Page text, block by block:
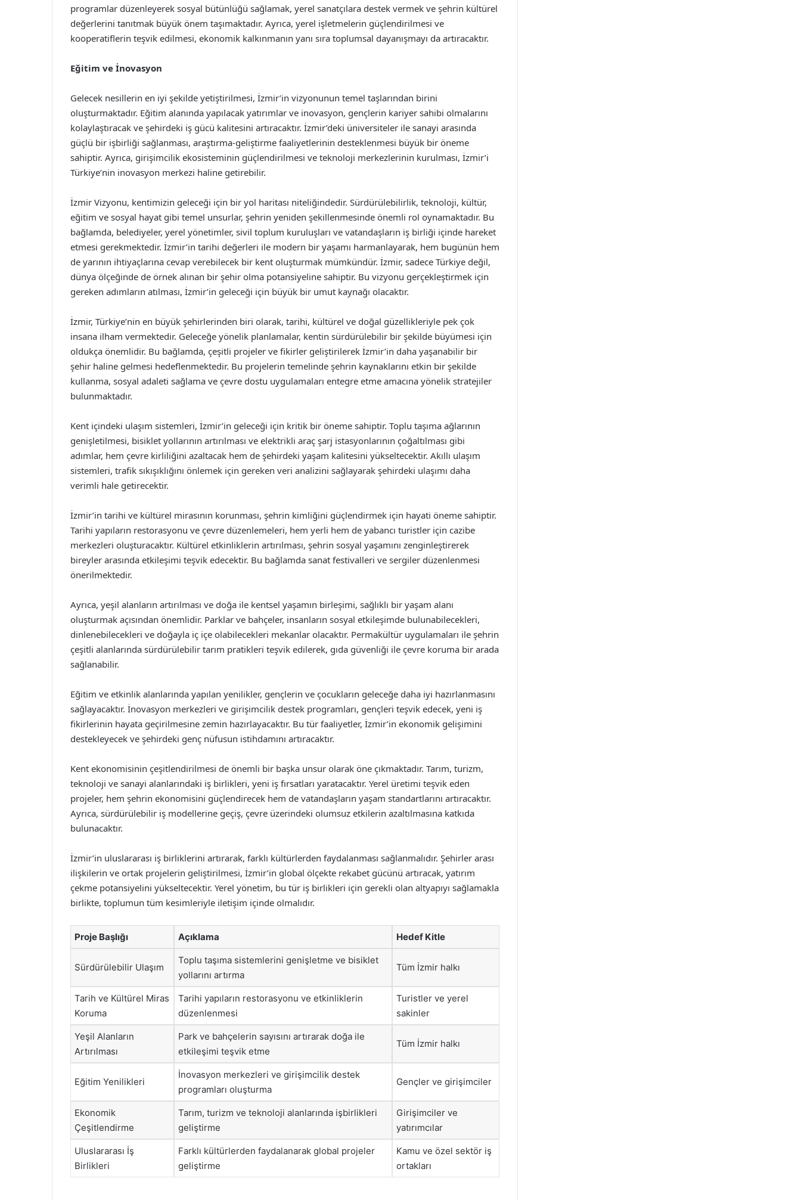
programlar düzenleyerek sosyal bütünlüğü sağlamak, yerel sanatçılara destek vermek ve şehrin kültürel
değerlerini tanıtmak büyük önem taşımaktadır. Ayrıca, yerel işletmelerin güçlendirilmesi ve
kooperatiflerin teşvik edilmesi, ekonomik kalkınmanın yanı sıra toplumsal dayanışmayı da artıracaktır.
Eğitim ve İnovasyon
Gelecek nesillerin en iyi şekilde yetiştirilmesi, İzmir’in vizyonunun temel taşlarından birini
oluşturmaktadır. Eğitim alanında yapılacak yatırımlar ve inovasyon, gençlerin kariyer sahibi olmalarını
kolaylaştıracak ve şehirdeki iş gücü kalitesini artıracaktır. İzmir’deki üniversiteler ile sanayi arasında
güçlü bir işbirliği sağlanması, araştırma-geliştirme faaliyetlerinin desteklenmesi büyük bir öneme
sahiptir. Ayrıca, girişimcilik ekosisteminin güçlendirilmesi ve teknoloji merkezlerinin kurulması, İzmir’i
Türkiye’nin inovasyon merkezi haline getirebilir.
İzmir Vizyonu, kentimizin geleceği için bir yol haritası niteliğindedir. Sürdürülebilirlik, teknoloji, kültür,
eğitim ve sosyal hayat gibi temel unsurlar, şehrin yeniden şekillenmesinde önemli rol oynamaktadır. Bu
bağlamda, belediyeler, yerel yönetimler, sivil toplum kuruluşları ve vatandaşların iş birliği içinde hareket
etmesi gerekmektedir. İzmir’in tarihi değerleri ile modern bir yaşamı harmanlayarak, hem bugünün hem
de yarının ihtiyaçlarına cevap verebilecek bir kent oluşturmak mümkündür. İzmir, sadece Türkiye değil,
dünya ölçeğinde de örnek alınan bir şehir olma potansiyeline sahiptir. Bu vizyonu gerçekleştirmek için
gereken adımların atılması, İzmir’in geleceği için büyük bir umut kaynağı olacaktır.
İzmir, Türkiye’nin en büyük şehirlerinden biri olarak, tarihi, kültürel ve doğal güzellikleriyle pek çok
insana ilham vermektedir. Geleceğe yönelik planlamalar, kentin sürdürülebilir bir şekilde büyümesi için
oldukça önemlidir. Bu bağlamda, çeşitli projeler ve fikirler geliştirilerek İzmir’in daha yaşanabilir bir
şehir haline gelmesi hedeflenmektedir. Bu projelerin temelinde şehrin kaynaklarını etkin bir şekilde
kullanma, sosyal adaleti sağlama ve çevre dostu uygulamaları entegre etme amacına yönelik stratejiler
bulunmaktadır.
Kent içindeki ulaşım sistemleri, İzmir’in geleceği için kritik bir öneme sahiptir. Toplu taşıma ağlarının
genişletilmesi, bisiklet yollarının artırılması ve elektrikli araç şarj istasyonlarının çoğaltılması gibi
adımlar, hem çevre kirliliğini azaltacak hem de şehirdeki yaşam kalitesini yükseltecektir. Akıllı ulaşım
sistemleri, trafik sıkışıklığını önlemek için gereken veri analizini sağlayarak şehirdeki ulaşımı daha
verimli hale getirecektir.
İzmir’in tarihi ve kültürel mirasının korunması, şehrin kimliğini güçlendirmek için hayati öneme sahiptir.
Tarihi yapıların restorasyonu ve çevre düzenlemeleri, hem yerli hem de yabancı turistler için cazibe
merkezleri oluşturacaktır. Kültürel etkinliklerin artırılması, şehrin sosyal yaşamını zenginleştirerek
bireyler arasında etkileşimi teşvik edecektir. Bu bağlamda sanat festivalleri ve sergiler düzenlenmesi
önerilmektedir.
Ayrıca, yeşil alanların artırılması ve doğa ile kentsel yaşamın birleşimi, sağlıklı bir yaşam alanı
oluşturmak açısından önemlidir. Parklar ve bahçeler, insanların sosyal etkileşimde bulunabilecekleri,
dinlenebilecekleri ve doğayla iç içe olabilecekleri mekanlar olacaktır. Permakültür uygulamaları ile şehrin
çeşitli alanlarında sürdürülebilir tarım pratikleri teşvik edilerek, gıda güvenliği ile çevre koruma bir arada
sağlanabilir.
Eğitim ve etkinlik alanlarında yapılan yenilikler, gençlerin ve çocukların geleceğe daha iyi hazırlanmasını
sağlayacaktır. İnovasyon merkezleri ve girişimcilik destek programları, gençleri teşvik edecek, yeni iş
fikirlerinin hayata geçirilmesine zemin hazırlayacaktır. Bu tür faaliyetler, İzmir’in ekonomik gelişimini
destekleyecek ve şehirdeki genç nüfusun istihdamını artıracaktır.
Kent ekonomisinin çeşitlendirilmesi de önemli bir başka unsur olarak öne çıkmaktadır. Tarım, turizm,
teknoloji ve sanayi alanlarındaki iş birlikleri, yeni iş fırsatları yaratacaktır. Yerel üretimi teşvik eden
projeler, hem şehrin ekonomisini güçlendirecek hem de vatandaşların yaşam standartlarını artıracaktır.
Ayrıca, sürdürülebilir iş modellerine geçiş, çevre üzerindeki olumsuz etkilerin azaltılmasına katkıda
bulunacaktır.
İzmir’in uluslararası iş birliklerini artırarak, farklı kültürlerden faydalanması sağlanmalıdır. Şehirler arası
ilişkilerin ve ortak projelerin geliştirilmesi, İzmir’in global ölçekte rekabet gücünü artıracak, yatırım
çekme potansiyelini yükseltecektir. Yerel yönetim, bu tür iş birlikleri için gerekli olan altyapıyı sağlamakla
birlikte, toplumun tüm kesimleriyle iletişim içinde olmalıdır.
Proje Başlığı Açıklama Hedef Kitle
Sürdürülebilir Ulaşım
Toplu taşıma sistemlerini genişletme ve bisiklet
yollarını artırma
Tüm İzmir halkı
Tarih ve Kültürel Miras
Koruma
Tarihi yapıların restorasyonu ve etkinliklerin
düzenlenmesi
Turistler ve yerel
sakinler
Yeşil Alanların
Artırılması
Park ve bahçelerin sayısını artırarak doğa ile
etkileşimi teşvik etme
Tüm İzmir halkı
Eğitim Yenilikleri
İnovasyon merkezleri ve girişimcilik destek
programları oluşturma
Gençler ve girişimciler
Ekonomik
Çeşitlendirme
Tarım, turizm ve teknoloji alanlarında işbirlikleri
geliştirme
Girişimciler ve
yatırımcılar
Uluslararası İş
Birlikleri
Farklı kültürlerden faydalanarak global projeler
geliştirme
Kamu ve özel sektör iş
ortakları